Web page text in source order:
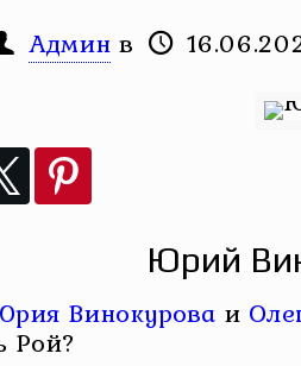
Админ в
Юрий
Винокуроваи
Рой?